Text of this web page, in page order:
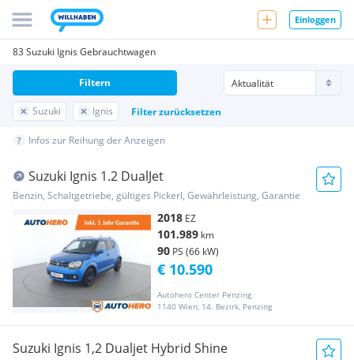
Einloggen
83 Suzuki Ignis Gebrauchtwagen
Suzuki Ignis Filter zurücksetzen
Filtern
Infos zur Reihung der Anzeigen
Suzuki Ignis 1.2 DualJet
Benzin, Schaltgetriebe, gültiges Pickerl, Gewährleistung, Garantie
2018 EZ
101.989 km
90 PS (66 kW)
Autohero Center Penzing
1140 Wien, 14. Bezirk, Penzing
€ 10.590
Suzuki Ignis 1,2 Dualjet Hybrid Shine